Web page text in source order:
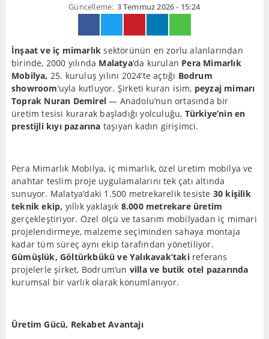
Güncelleme: 3 Temmuz 2026 - 15:24
İnşaat ve iç mimarlık sektörünün en zorlu alanlarından
birinde, 2000 yılında Malatya‘da kurulan Pera Mimarlık
Mobilya, 25. kuruluş yılını 2024’te açtığı Bodrum
showroom‘uyla kutluyor. Şirketi kuran isim, peyzaj mimarı
Toprak Nuran Demirel — Anadolu’nun ortasında bir
üretim tesisi kurarak başladığı yolculuğu, Türkiye’nin en
prestijli kıyı pazarına taşıyan kadın girişimci.
Pera Mimarlık Mobilya, iç mimarlık, özel üretim mobilya ve
anahtar teslim proje uygulamalarını tek çatı altında
sunuyor. Malatya’daki 1.500 metrekarelik tesiste 30 kişilik
teknik ekip, yıllık yaklaşık 8.000 metrekare üretim
gerçekleştiriyor. Özel ölçü ve tasarım mobilyadan iç mimari
projelendirmeye, malzeme seçiminden sahaya montaja
kadar tüm süreç aynı ekip tarafından yönetiliyor.
Gümüşlük, Göltürkbükü ve Yalıkavak’takireferans
projelerle şirket, Bodrum’un villa ve butik otel pazarında
kurumsal bir varlık olarak konumlanıyor.
Üretim Gücü, Rekabet Avantajı